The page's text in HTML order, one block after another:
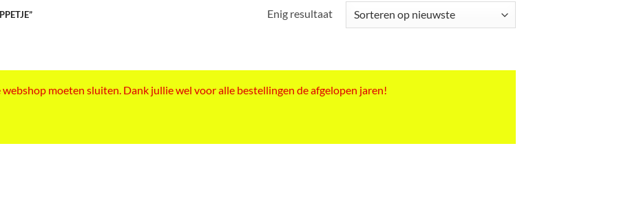
Enig resultaat
moeten sluiten. Dank jullie wel voor alle bestellingen de afgelopen jaren!